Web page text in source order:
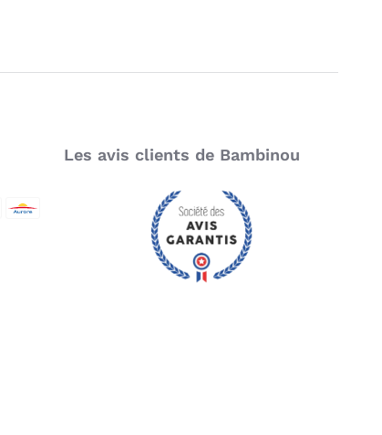
Je poste mon commentaire
Les avis clients de Bambinou